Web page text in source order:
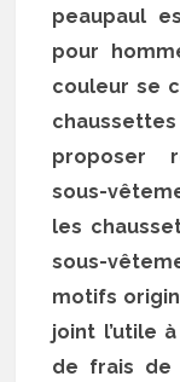
peaupaul
pour
couleur se
proposer
sous-
les
sous-
motifs
joint l’utile
de frais de